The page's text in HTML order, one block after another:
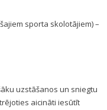
sporta skolotājiem) –
uzstāšanos un sniegtu
aicināti iesūtīt